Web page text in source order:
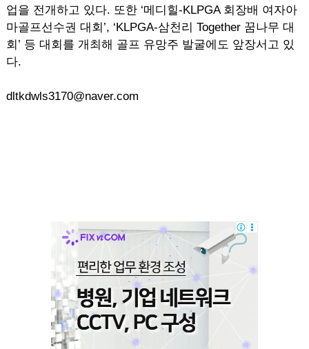
업을 전개하고 있다. 또한 ‘메디힐-KLPGA 회장배 여자아
마골프선수권 대회’, ‘KLPGA-삼천리 Together 꿈나무 대
회’ 등 대회를 개최해 골프 유망주 발굴에도 앞장서고 있
다.
dltkdwls3170@naver.com